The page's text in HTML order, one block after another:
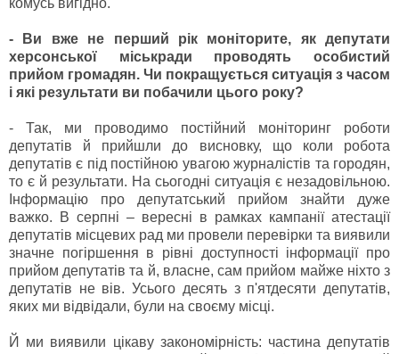
- Ви вже не перший рік моніторите, як депутати
херсонської міськради проводять особистий
прийом громадян. Чи покращується ситуація з часом
і які результати ви побачили цього року?
- Так, ми проводимо постійний моніторинг роботи
депутатів й прийшли до висновку, що коли робота
депутатів є під постійною увагою журналістів та городян,
то є й результати. На сьогодні ситуація є незадовільною.
Інформацію про депутатський прийом знайти дуже
важко. В серпні – вересні в рамках кампанії атестації
депутатів місцевих рад ми провели перевірки та виявили
значне погіршення в рівні доступності інформації про
прийом депутатів та й, власне, сам прийом майже ніхто з
депутатів не вів. Усього десять з п'ятдесяти депутатів,
яких ми відвідали, були на своєму місці.
Й ми виявили цікаву закономірність: частина депутатів